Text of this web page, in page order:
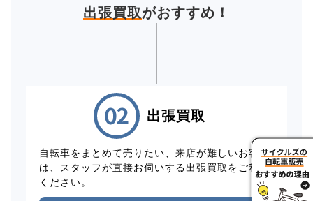
出張買取がおすすめ！
出張買取
自転車をまとめて売りたい、来店が難しいお客様
は、スタッフが直接お伺いする出張買取をご利用
ください。